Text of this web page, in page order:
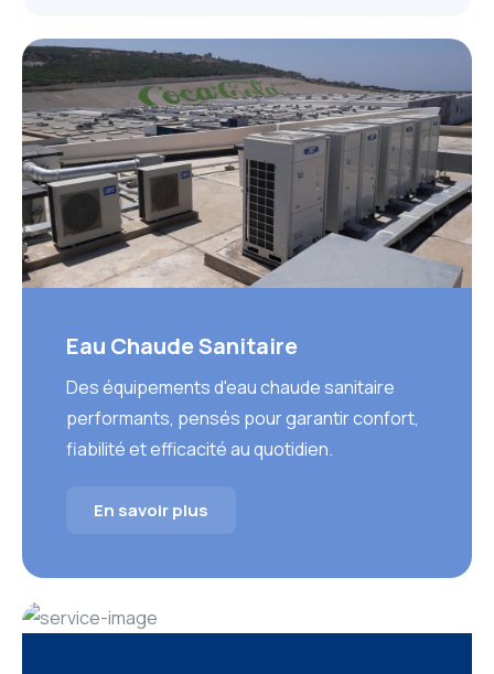
Eau Chaude Sanitaire
Des équipements d'eau chaude sanitaire
performants, pensés pour garantir confort,
fiabilité et efficacité au quotidien.
En savoir plus